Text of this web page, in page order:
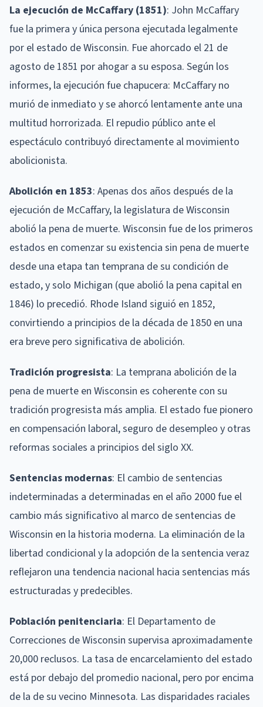
La ejecución de McCaffary (1851): John McCaffary
fue la primera y única persona ejecutada legalmente
por el estado de Wisconsin. Fue ahorcado el 21 de
agosto de 1851 por ahogar a su esposa. Según los
informes, la ejecución fue chapucera: McCaffary no
murió de inmediato y se ahorcó lentamente ante una
multitud horrorizada. El repudio público ante el
espectáculo contribuyó directamente al movimiento
abolicionista.
Abolición en 1853: Apenas dos años después de la
ejecución de McCaffary, la legislatura de Wisconsin
abolió la pena de muerte. Wisconsin fue de los primeros
estados en comenzar su existencia sin pena de muerte
desde una etapa tan temprana de su condición de
estado, y solo Michigan (que abolió la pena capital en
1846) lo precedió. Rhode Island siguió en 1852,
convirtiendo a principios de la década de 1850 en una
era breve pero significativa de abolición.
Tradición progresista: La temprana abolición de la
pena de muerte en Wisconsin es coherente con su
tradición progresista más amplia. El estado fue pionero
en compensación laboral, seguro de desempleo y otras
reformas sociales a principios del siglo XX.
Sentencias modernas: El cambio de sentencias
indeterminadas a determinadas en el año 2000 fue el
cambio más significativo al marco de sentencias de
Wisconsin en la historia moderna. La eliminación de la
libertad condicional y la adopción de la sentencia veraz
reflejaron una tendencia nacional hacia sentencias más
estructuradas y predecibles.
Población penitenciaria: El Departamento de
Correcciones de Wisconsin supervisa aproximadamente
20,000 reclusos. La tasa de encarcelamiento del estado
está por debajo del promedio nacional, pero por encima
de la de su vecino Minnesota. Las disparidades raciales